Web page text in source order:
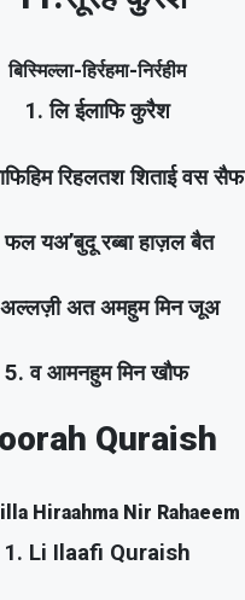
बिस्मिल्ला-हिर्रहमा-निर्रहीम
1. लि ईलाफि कुरैश
रिहलतश शिताई वस सैफ
यअ’बुदू रब्बा हाज़ल बैत
अत अमहुम मिन जूअ
5. व आमनहुम मिन खौफ
Quraish
Hiraahma Nir Rahaeem
1. Li Ilaafi Quraish